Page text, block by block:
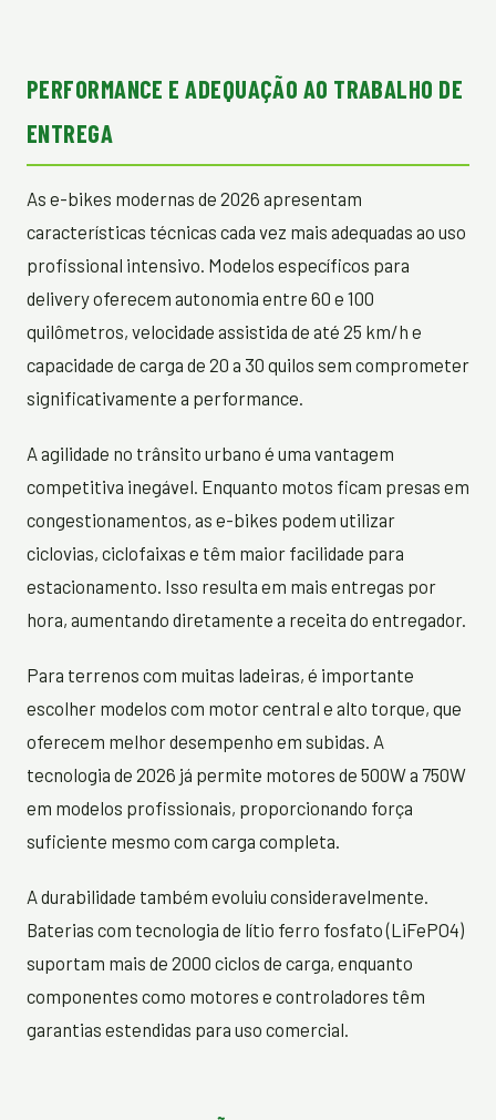
PERFORMANCE E ADEQUAÇÃO AO TRABALHO DE
ENTREGA
As e-bikes modernas de 2026 apresentam
características técnicas cada vez mais adequadas ao uso
profissional intensivo. Modelos específicos para
delivery oferecem autonomia entre 60 e 100
quilômetros, velocidade assistida de até 25 km/h e
capacidade de carga de 20 a 30 quilos sem comprometer
significativamente a performance.
A agilidade no trânsito urbano é uma vantagem
competitiva inegável. Enquanto motos ficam presas em
congestionamentos, as e-bikes podem utilizar
ciclovias, ciclofaixas e têm maior facilidade para
estacionamento. Isso resulta em mais entregas por
hora, aumentando diretamente a receita do entregador.
Para terrenos com muitas ladeiras, é importante
escolher modelos com motor central e alto torque, que
oferecem melhor desempenho em subidas. A
tecnologia de 2026 já permite motores de 500W a 750W
em modelos profissionais, proporcionando força
suficiente mesmo com carga completa.
A durabilidade também evoluiu consideravelmente.
Baterias com tecnologia de lítio ferro fosfato (LiFePO4)
suportam mais de 2000 ciclos de carga, enquanto
componentes como motores e controladores têm
garantias estendidas para uso comercial.